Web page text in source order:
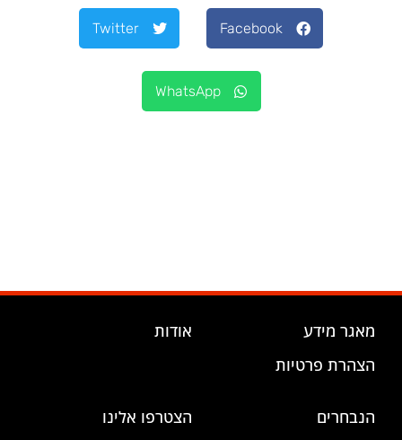
Facebook
Twitter
WhatsApp
מאגר מידע
הצהרת פרטיות
אודות
הנבחרים הצטרפו אלינו